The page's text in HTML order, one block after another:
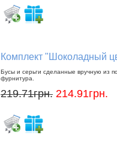
Комплект "Шоколадный
Бусы и серьги сделанные вручную из
фурнитура.
219.71грн. 214.91грн.